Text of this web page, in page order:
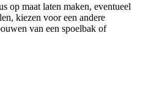
op maat laten maken, eventueel
kiezen voor een andere
van een spoelbak of